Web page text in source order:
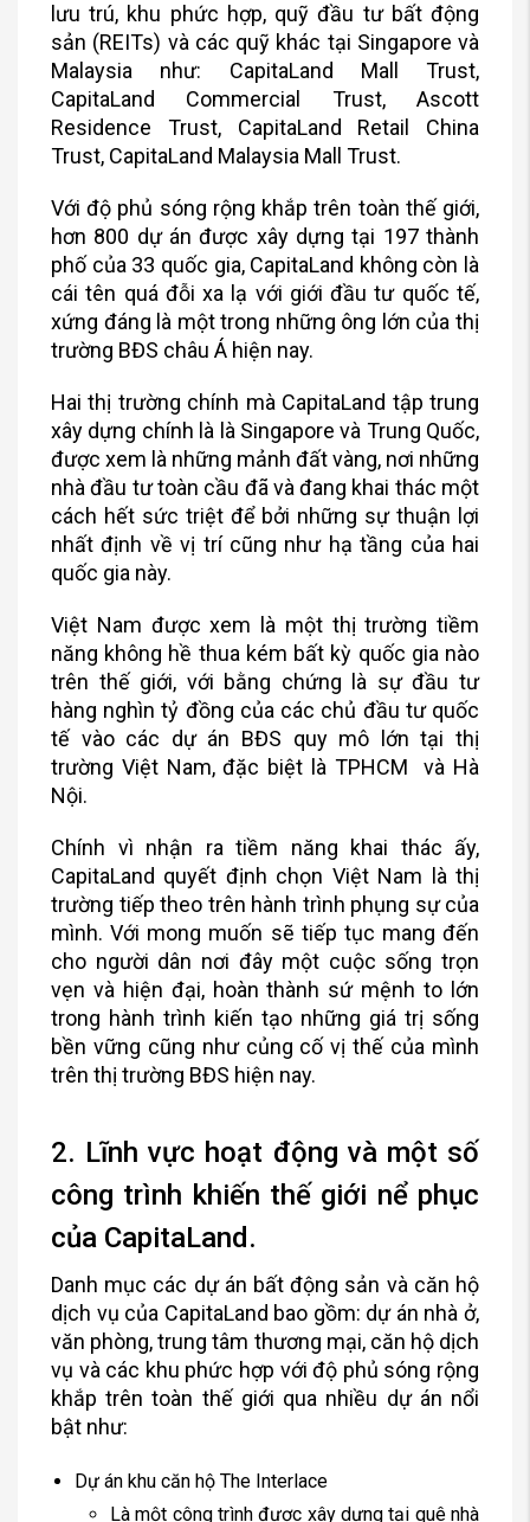
lưu trú, khu phức hợp, quỹ đầu tư bất động
sản (REITs) và các quỹ khác tại Singapore và
Malaysia như: CapitaLand Mall Trust,
CapitaLand Commercial Trust, Ascott
Residence Trust, CapitaLand Retail China
Trust, CapitaLand Malaysia Mall Trust.
Với độ phủ sóng rộng khắp trên toàn thế giới,
hơn 800 dự án được xây dựng tại 197 thành
phố của 33 quốc gia, CapitaLand không còn là
cái tên quá đỗi xa lạ với giới đầu tư quốc tế,
xứng đáng là một trong những ông lớn của thị
trường BĐS châu Á hiện nay.
Hai thị trường chính mà CapitaLand tập trung
xây dựng chính là là Singapore và Trung Quốc,
được xem là những mảnh đất vàng, nơi những
nhà đầu tư toàn cầu đã và đang khai thác một
cách hết sức triệt để bởi những sự thuận lợi
nhất định về vị trí cũng như hạ tầng của hai
quốc gia này.
Việt Nam được xem là một thị trường tiềm
năng không hề thua kém bất kỳ quốc gia nào
trên thế giới, với bằng chứng là sự đầu tư
hàng nghìn tỷ đồng của các chủ đầu tư quốc
tế vào các dự án BĐS quy mô lớn tại thị
trường Việt Nam, đặc biệt là TPHCM và Hà
Nội.
Chính vì nhận ra tiềm năng khai thác ấy,
CapitaLand quyết định chọn Việt Nam là thị
trường tiếp theo trên hành trình phụng sự của
mình. Với mong muốn sẽ tiếp tục mang đến
cho người dân nơi đây một cuộc sống trọn
vẹn và hiện đại, hoàn thành sứ mệnh to lớn
trong hành trình kiến tạo những giá trị sống
bền vững cũng như củng cố vị thế của mình
trên thị trường BĐS hiện nay.
2. Lĩnh vực hoạt động và một số
công trình khiến thế giới nể phục
của CapitaLand.
Danh mục các dự án bất động sản và căn hộ
dịch vụ của CapitaLand bao gồm: dự án nhà ở,
văn phòng, trung tâm thương mại, căn hộ dịch
vụ và các khu phức hợp với độ phủ sóng rộng
khắp trên toàn thế giới qua nhiều dự án nổi
bật như:
Dự án khu căn hộ The Interlace
Là một công trình được xây dựng tại quê nhà